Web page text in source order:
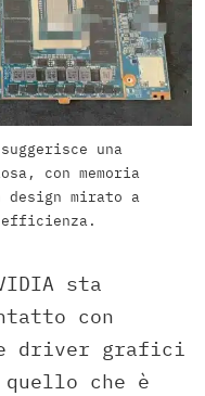
una
con memoria
mirato a
efficienza.
sta
con
driver grafici
quello che è